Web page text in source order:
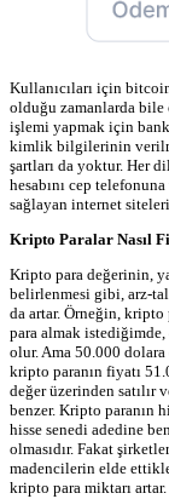
Kullanıcıları için
olduğu zamanlarda bile
işlemi yapmak için
kimlik bilgilerinin
şartları da yoktur. Her
hesabını cep
sağlayan internet
Kripto Paralar Nasıl
Kripto para değerinin,
belirlenmesi gibi, arz-
da artar. Örneğin,
para almak
olur. Ama 50.000
kripto paranın fiyatı
değer üzerinden satılır
benzer. Kripto paranın
hisse senedi adedine
olmasıdır. Fakat
madencilerin elde
kripto para miktarı artar.